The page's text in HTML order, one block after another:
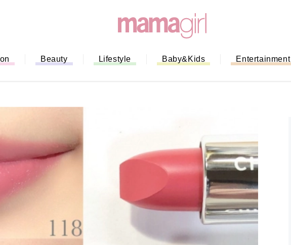
Beauty Lifestyle Baby&Kids Entertainment
「もう行列に並ばない！」ミスドのモ
バイルオーダー完全ガイド｜支払い方
法から受け取り方までネットオーダー